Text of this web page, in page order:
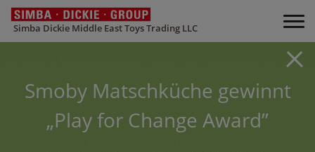
Simba Dickie Middle East Toys Trading LLC
Smoby Matschküche gewinnt
„Play for Change Award”